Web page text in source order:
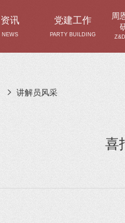
资讯
NEWS
党建工作
PARTY BUILDING
周
讲解员风采
喜